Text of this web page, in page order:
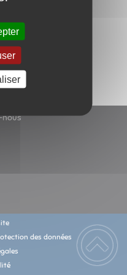
des données